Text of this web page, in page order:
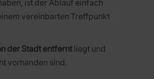
ist der Ablauf einfach
vereinbarten Treffpunkt
der Stadt entferntliegt und
vorhanden sind.